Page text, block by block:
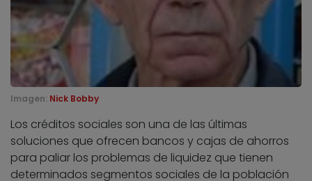
Imagen: Nick Bobby
Los créditos sociales son una de las últimas
soluciones que ofrecen bancos y cajas de ahorros
para paliar los problemas de liquidez que tienen
determinados segmentos sociales de la población